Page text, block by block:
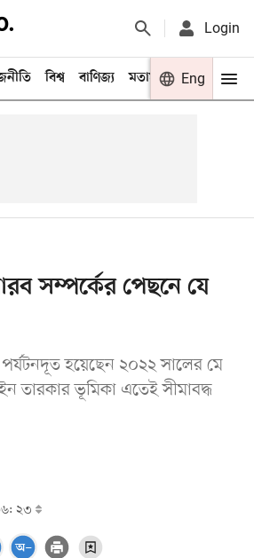
Login
বিশ্ব বাণিজ্য মতামত খেলা
Eng
সম্পর্কের পেছনে যে
হয়েছেন ২০২২ সালের মে
তারকার ভূমিকা এতেই সীমাবদ্ধ
২৩